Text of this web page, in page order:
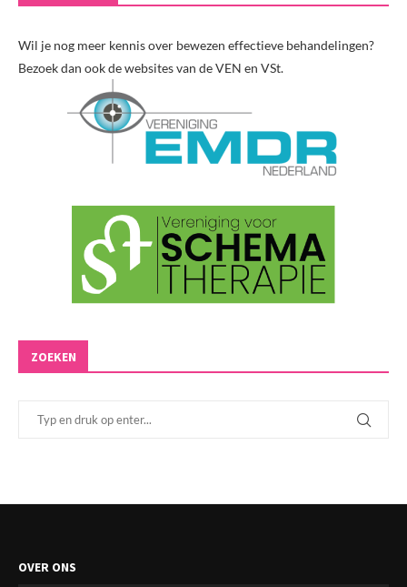
Wil je nog meer kennis over bewezen effectieve behandelingen?
Bezoek dan ook de websites van de VEN en VSt.
ZOEKEN
OVER ONS